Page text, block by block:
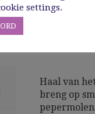
af met een
Haal van
breng op
settings.